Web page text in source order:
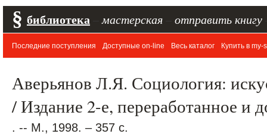
§ библиотека мастерская отправить книгу
Последние поступления Доступные on-line Весь каталог Купить в my-
Аверьянов Л.Я. Социология:
/ Издание 2-е, переработанное и
. -- М., 1998. – 357 с.